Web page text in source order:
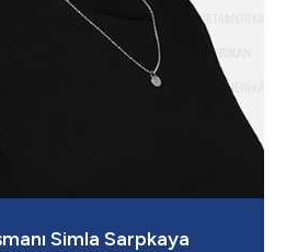
Simla Sarpkaya